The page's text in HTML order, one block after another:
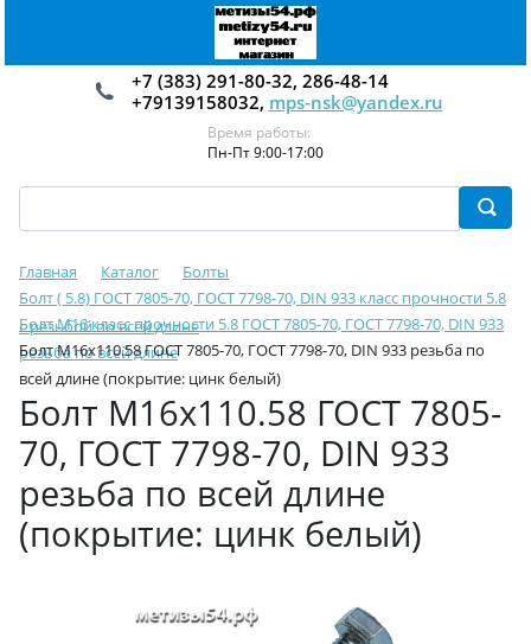
+7 (383) 291-80-32, 286-48-14
+79139158032, mps-nsk@yandex.ru
Время работы:
Пн-Пт 9:00-17:00
Главная Каталог
Болты
Болт ( 5.8) ГОСТ 7805-70, ГОСТ 7798-70, DIN 933 класс прочности 5.8
с резьбой по всей длине
Болт М16 класс прочности 5.8 ГОСТ 7805-70, ГОСТ 7798-70, DIN 933
резьба по всей длине
Болт М16х110.58 ГОСТ 7805-70, ГОСТ 7798-70, DIN 933 резьба по
всей длине (покрытие: цинк белый)
Болт М16х110.58 ГОСТ 7805-
70, ГОСТ 7798-70, DIN 933
резьба по всей длине
(покрытие: цинк белый)